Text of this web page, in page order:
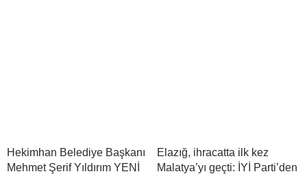
Hekimhan Belediye Başkanı
Mehmet Şerif Yıldırım YENİ
Elazığ, ihracatta ilk kez
Malatya’yı geçti: İYİ Parti’den